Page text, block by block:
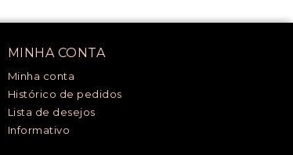
MINHA CONTA
Minha conta
Histórico de pedidos
Lista de desejos
Informativo